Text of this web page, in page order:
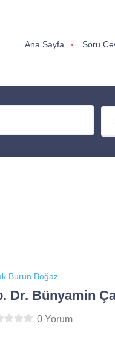
Ana Sayfa Soru
Burun Boğaz
Dr. Bünyamin
0 Yorum